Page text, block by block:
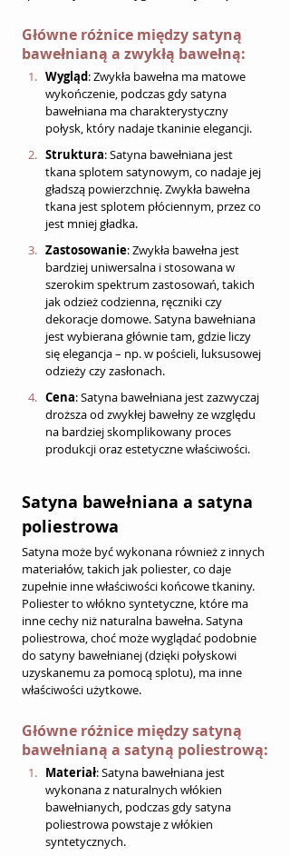
Główne różnice między satyną
bawełnianą a zwykłą bawełną:
Wygląd: Zwykła bawełna ma matowe
wykończenie, podczas gdy satyna
bawełniana ma charakterystyczny
połysk, który nadaje tkaninie elegancji.
Struktura: Satyna bawełniana jest
tkana splotem satynowym, co nadaje jej
gładszą powierzchnię. Zwykła bawełna
tkana jest splotem płóciennym, przez co
jest mniej gładka.
Zastosowanie: Zwykła bawełna jest
bardziej uniwersalna i stosowana w
szerokim spektrum zastosowań, takich
jak odzież codzienna, ręczniki czy
dekoracje domowe. Satyna bawełniana
jest wybierana głównie tam, gdzie liczy
się elegancja – np. w pościeli, luksusowej
odzieży czy zasłonach.
Cena: Satyna bawełniana jest zazwyczaj
droższa od zwykłej bawełny ze względu
na bardziej skomplikowany proces
produkcji oraz estetyczne właściwości.
Satyna bawełniana a satyna
poliestrowa
Satyna może być wykonana również z innych
materiałów, takich jak poliester, co daje
zupełnie inne właściwości końcowe tkaniny.
Poliester to włókno syntetyczne, które ma
inne cechy niż naturalna bawełna. Satyna
poliestrowa, choć może wyglądać podobnie
do satyny bawełnianej (dzięki połyskowi
uzyskanemu za pomocą splotu), ma inne
właściwości użytkowe.
Główne różnice między satyną
bawełnianą a satyną poliestrową:
Materiał: Satyna bawełniana jest
wykonana z naturalnych włókien
bawełnianych, podczas gdy satyna
poliestrowa powstaje z włókien
syntetycznych.